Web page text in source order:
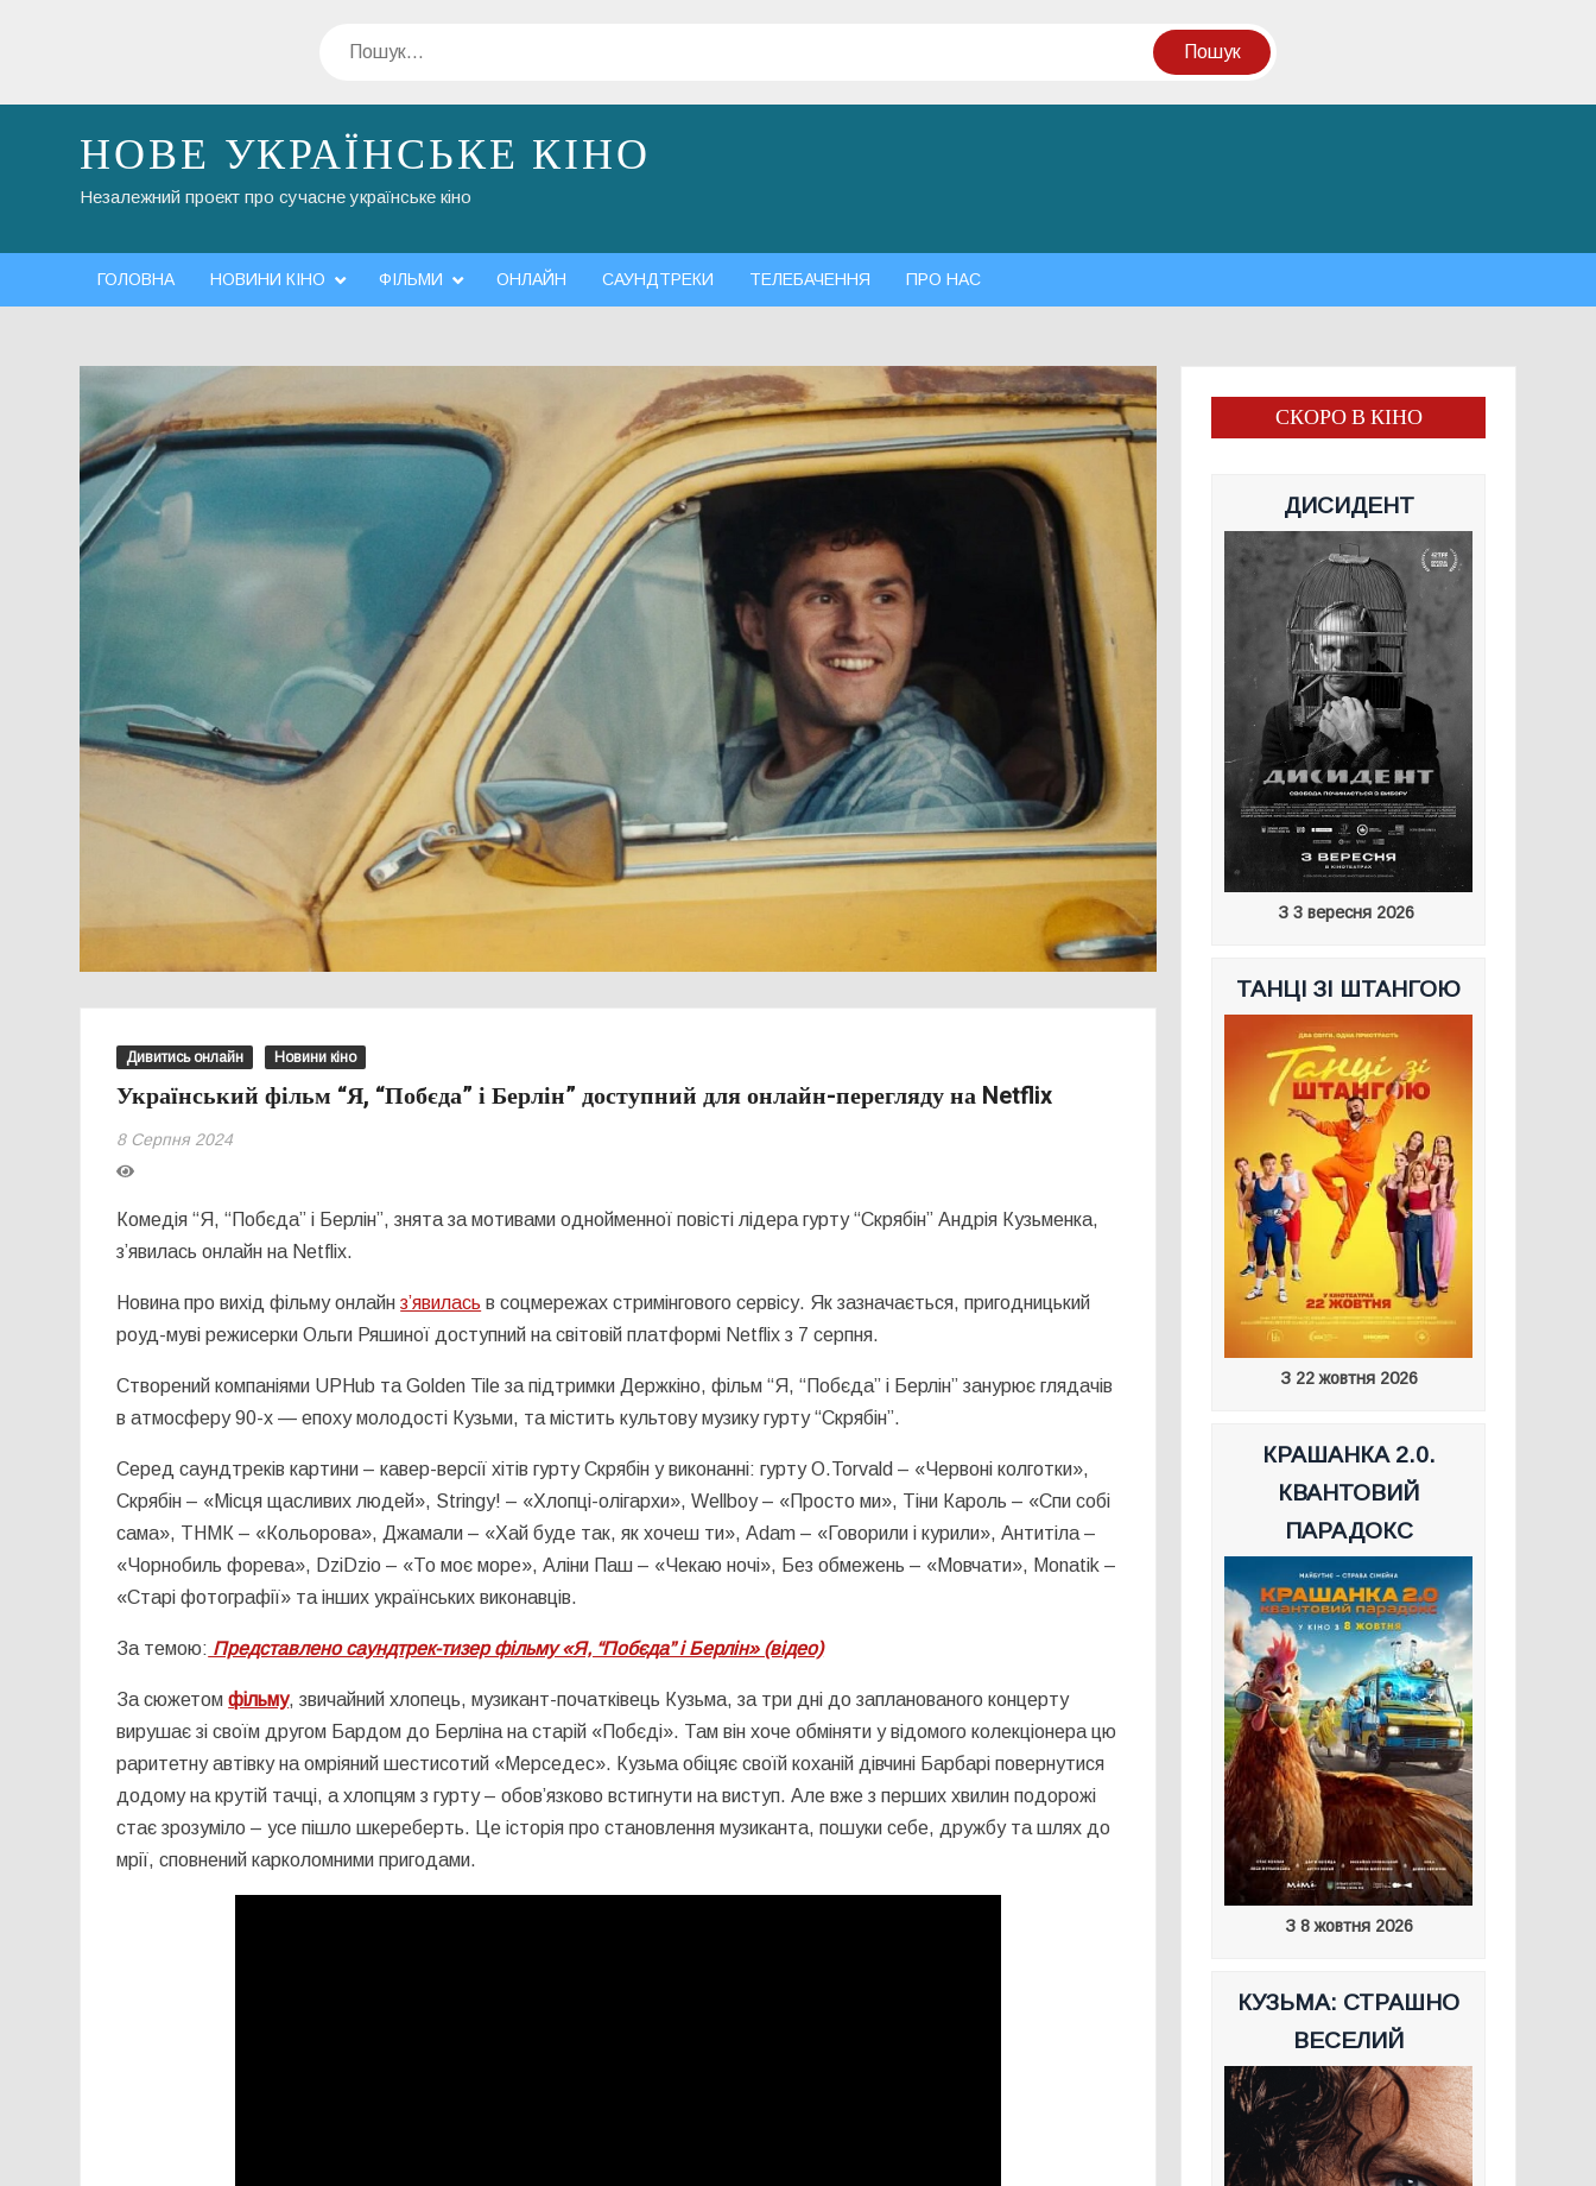
Пошук
НОВЕ УКРАЇНСЬКЕ КІНО
Незалежний проект про сучасне українське кіно
ГОЛОВНА НОВИНИ КІНО ФІЛЬМИ ОНЛАЙН САУНДТРЕКИ ТЕЛЕБАЧЕННЯ ПРО НАС
Дивитись онлайн Новини кіно
Український фільм “Я, “Побєда” і Берлін” доступний для онлайн-перегляду на Netflix
8 Серпня 2024
Комедія “Я, “Побєда” і Берлін”, знята за мотивами однойменної повісті лідера гурту “Скрябін” Андрія Кузьменка,
з’явилась онлайн на Netflix.
Новина про вихід фільму онлайнз’явилась в соцмережах стримінгового сервісу. Як зазначається, пригодницький
роуд-муві режисерки Ольги Ряшиної доступний на світовій платформі Netflix з 7 серпня.
Створений компаніями UPHub та Golden Tile за підтримки Держкіно, фільм “Я, “Побєда” і Берлін” занурює глядачів
в атмосферу 90-х — епоху молодості Кузьми, та містить культову музику гурту “Скрябін”.
Серед саундтреків картини – кавер-версії хітів гурту Скрябін у виконанні: гурту O.Torvald – «Червоні колготки»,
Скрябін – «Місця щасливих людей», Stringy! – «Хлопці-олігархи», Wellboy – «Просто ми», Тіни Кароль – «Спи собі
сама», ТНМК – «Кольорова», Джамали – «Хай буде так, як хочеш ти», Adam – «Говорили і курили», Антитіла –
«Чорнобиль форева», DziDzio – «То моє море», Аліни Паш – «Чекаю ночі», Без обмежень – «Мовчати», Monatik –
«Старі фотографії» та інших українських виконавців.
За темою: Представлено саундтрек-тизер фільму «Я, “Побєда” і Берлін» (відео)
За сюжетомфільму, звичайний хлопець, музикант-початківець Кузьма, за три дні до запланованого концерту
вирушає зі своїм другом Бардом до Берліна на старій «Побєді». Там він хоче обміняти у відомого колекціонера цю
раритетну автівку на омріяний шестисотий «Мерседес». Кузьма обіцяє своїй коханій дівчині Барбарі повернутися
додому на крутій тачці, а хлопцям з гурту – обов’язково встигнути на виступ. Але вже з перших хвилин подорожі
стає зрозуміло – усе пішло шкереберть. Це історія про становлення музиканта, пошуки себе, дружбу та шлях до
мрії, сповнений карколомними пригодами.
СКОРО В КІНО
ДИСИДЕНТ
З 3 вересня 2026
ТАНЦІ ЗІ ШТАНГОЮ
З 22 жовтня 2026
КРАШАНКА 2.0.
КВАНТОВИЙ
ПАРАДОКС
З 8 жовтня 2026
КУЗЬМА: СТРАШНО
ВЕСЕЛИЙ